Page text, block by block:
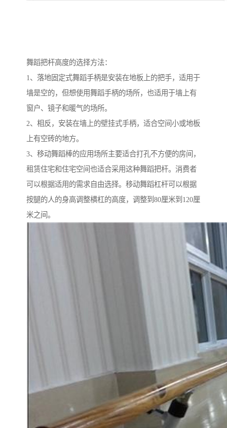
舞蹈把杆高度的选择方法：
1、落地固定式舞蹈手柄是安装在地板上的把手，适用于
墙是空的，但想使用舞蹈手柄的场所，也适用于墙上有
窗户、镜子和暖气的场所。
2、相反，安装在墙上的壁挂式手柄，适合空间小或地板
上有空砖的地方。
3、移动舞蹈棒的应用场所主要适合打孔不方便的房间，
租赁住宅和住宅空间也适合采用这种舞蹈把杆。消费者
可以根据适用的需求自由选择。移动舞蹈杠杆可以根据
按腿的人的身高调整横杠的高度，调整到80厘米到120厘
米之间。